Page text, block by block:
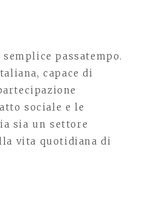
passatempo.
capace di
sociale e le
sia un settore
vita quotidiana di